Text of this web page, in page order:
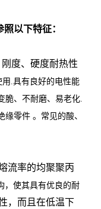
以下特征：
度、硬度耐热性
用.具有良好的电性能
脆、不耐磨、易老化.
零件 。常见的酸、
流率的均聚聚丙
，使其具有优良的耐
，而且在低温下